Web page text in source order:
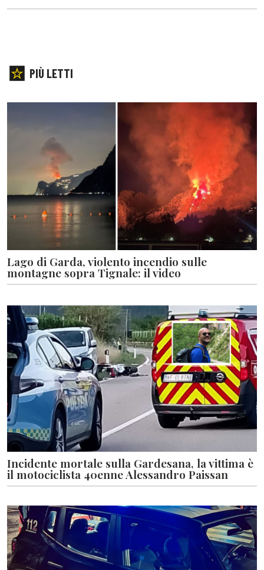
PIÙ LETTI
Lago di Garda, violento incendio sulle
montagne sopra Tignale: il video
Incidente mortale sulla Gardesana, la vittima è
il motociclista 40enne Alessandro Paissan